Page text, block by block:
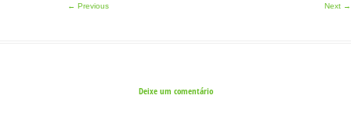
← Previous Next →
Deixe um comentário